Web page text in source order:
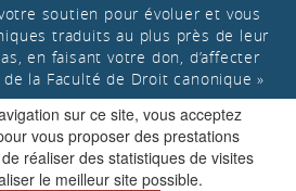
sur ce site, vous acceptez
vous proposer des prestations
réaliser des statistiques de visites
le meilleur site possible.
soutien pour évoluer et vous
traduits au plus près de leur
en faisant votre don, d’affecter
la Faculté de Droit canonique »
UN DON